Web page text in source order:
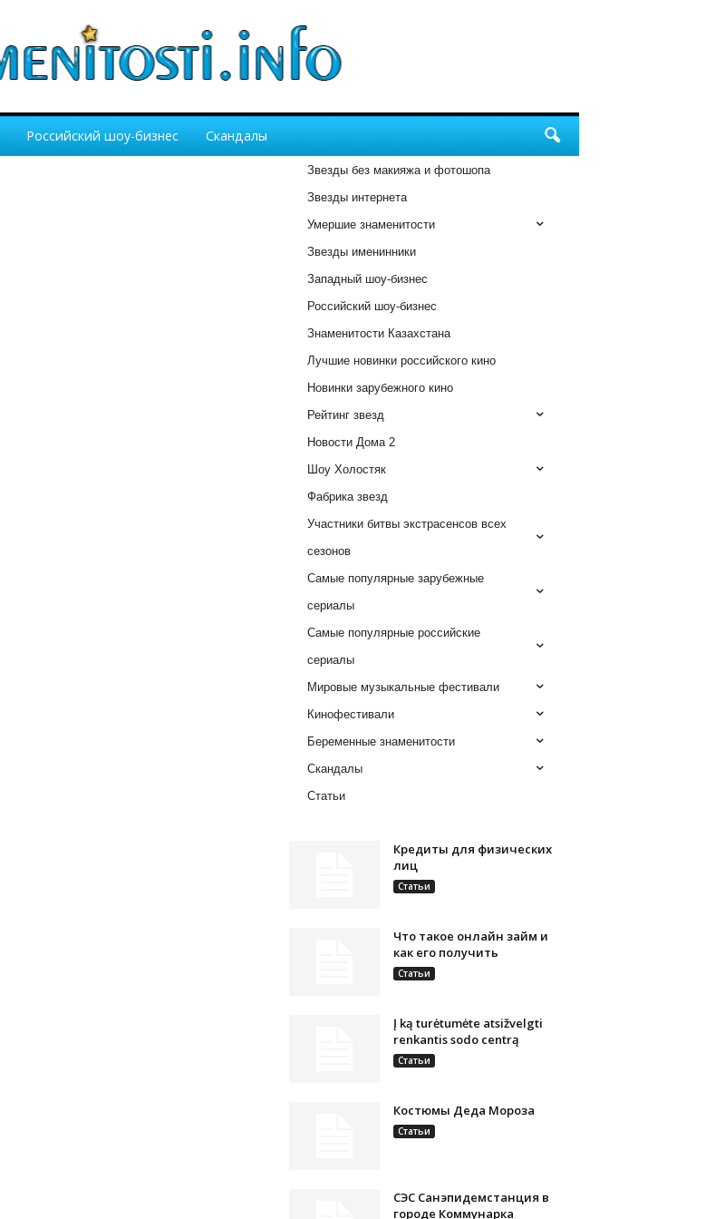
Российский шоу-бизнес Скандалы
Звезды без макияжа и фотошопа
Звезды интернета
Умершие знаменитости
Звезды именинники
Западный шоу-бизнес
Российский шоу-бизнес
Знаменитости Казахстана
Лучшие новинки российского кино
Новинки зарубежного кино
Рейтинг звезд
Новости Дома 2
Шоу Холостяк
Фабрика звезд
Участники битвы экстрасенсов всех
сезонов
Самые популярные зарубежные
сериалы
Самые популярные российские
сериалы
Мировые музыкальные фестивали
Кинофестивали
Беременные знаменитости
Скандалы
Статьи
Кредиты для физических
лиц
Статьи
Что такое онлайн займ и
как его получить
Статьи
Į ką turėtumėte atsižvelgti
renkantis sodo centrą
Статьи
Костюмы Деда Мороза
Статьи
СЭС Санэпидемстанция в
городе Коммунарка